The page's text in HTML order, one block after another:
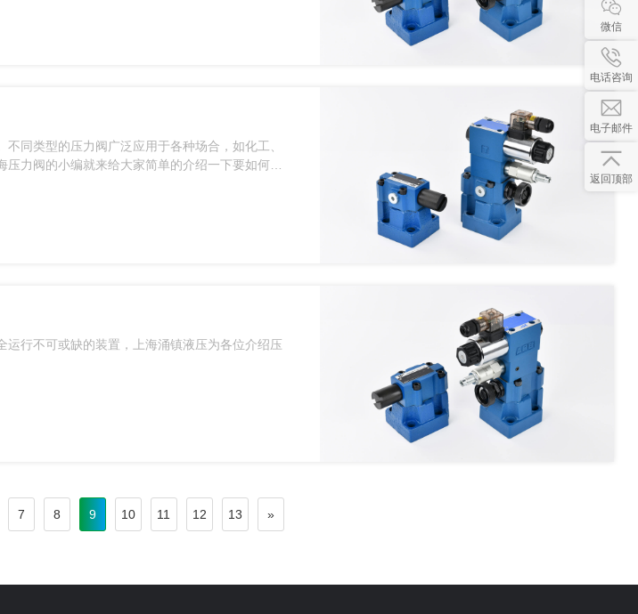
同类型的压力阀广泛应用于各种场合，如化工、
力阀的小编就来给大家简单的介绍一下要如何来
行不可或缺的装置，上海涌镇液压为各位介绍压
7 8 9 10 11 12 13 »
微信
电话咨询
电子邮件
返回顶部